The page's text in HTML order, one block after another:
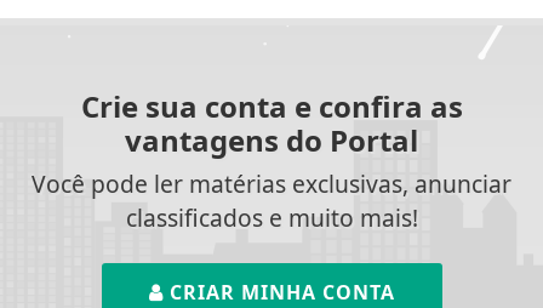
Crie sua conta e confira as
vantagens do Portal
Você pode ler matérias exclusivas, anunciar
classificados e muito mais!
CRIAR MINHA CONTA